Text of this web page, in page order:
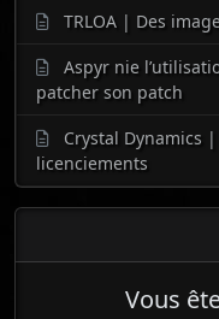
TRLOA | Des
Aspyr nie
patcher son patch
Crystal Dynamics
licenciements
Vous